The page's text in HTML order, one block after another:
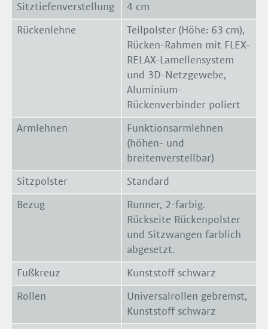
Sitztiefenverstellung 4 cm
Rückenlehne
Teilpolster (Höhe: 63 cm),
Rücken-Rahmen mit FLEX-
RELAX-Lamellensystem
und 3D-Netzgewebe,
Aluminium-
Rückenverbinder poliert
Armlehnen
Funktionsarmlehnen
(höhen- und
breitenverstellbar)
Sitzpolster Standard
Bezug
Runner, 2-farbig.
Rückseite Rückenpolster
und Sitzwangen farblich
abgesetzt.
Fußkreuz Kunststoff schwarz
Rollen
Universalrollen gebremst,
Kunststoff schwarz